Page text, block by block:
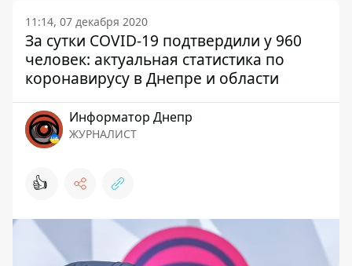
11:14, 07 декабря 2020
За сутки COVID-19 подтвердили у 960
человек: актуальная статистика по
коронавирусу в Днепре и области
Информатор Днепр
ЖУРНАЛИСТ
👍